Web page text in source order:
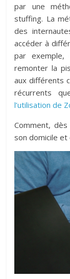
par une
stuffing. La
des
accéder à
par
remonter la
aux différents
récurrents
l’utilisation de
Comment,
son domicile